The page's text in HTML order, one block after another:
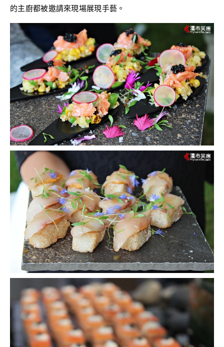
的主廚都被邀請來現場展現手藝。